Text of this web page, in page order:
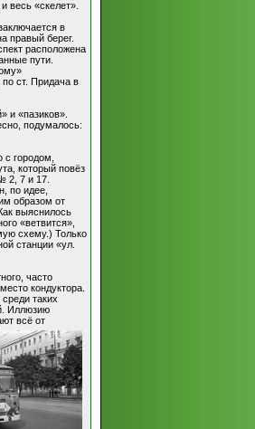
весь «скелет».
в
правый берег.
расположена
пути.
ст. Придача в
и «пазиков».
подумалось:
городом,
который повёз
2, 7 и 17.
по идее,
образом от
выяснилось
«ветвится»,
схему.) Только
станции «ул.
часто
кондуктора.
таких
Иллюзию
всё от